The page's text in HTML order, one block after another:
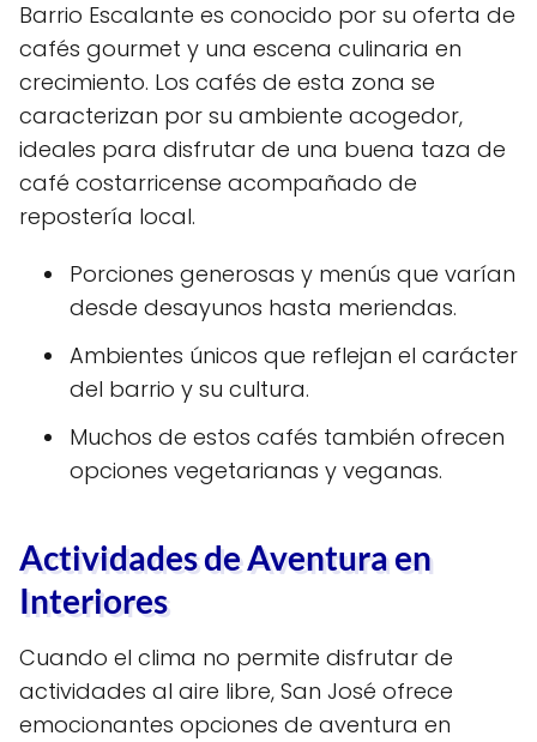
Barrio Escalante es conocido por su oferta de
cafés gourmet y una escena culinaria en
crecimiento. Los cafés de esta zona se
caracterizan por su ambiente acogedor,
ideales para disfrutar de una buena taza de
café costarricense acompañado de
repostería local.
Porciones generosas y menús que varían
desde desayunos hasta meriendas.
Ambientes únicos que reflejan el carácter
del barrio y su cultura.
Muchos de estos cafés también ofrecen
opciones vegetarianas y veganas.
Actividades de Aventura en
Interiores
Cuando el clima no permite disfrutar de
actividades al aire libre, San José ofrece
emocionantes opciones de aventura en